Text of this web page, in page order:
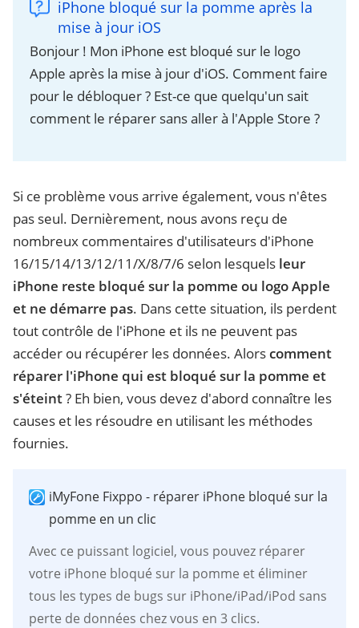
iPhone bloqué sur la pomme après la
mise à jour iOS
Bonjour ! Mon iPhone est bloqué sur le logo
Apple après la mise à jour d'iOS. Comment faire
pour le débloquer ? Est-ce que quelqu'un sait
comment le réparer sans aller à l'Apple Store ?
Si ce problème vous arrive également, vous n'êtes
pas seul. Dernièrement, nous avons reçu de
nombreux commentaires d'utilisateurs d'iPhone
16/15/14/13/12/11/X/8/7/6 selon lesquels leur
iPhone reste bloqué sur la pomme ou logo Apple
et ne démarre pas. Dans cette situation, ils perdent
tout contrôle de l'iPhone et ils ne peuvent pas
accéder ou récupérer les données. Alorscomment
réparer l'iPhone qui est bloqué sur la pomme et
s'éteint? Eh bien, vous devez d'abord connaître les
causes et les résoudre en utilisant les méthodes
fournies.
iMyFone Fixppo - réparer iPhone bloqué sur la
pomme en un clic
Avec ce puissant logiciel, vous pouvez réparer
votre iPhone bloqué sur la pomme et éliminer
tous les types de bugs sur iPhone/iPad/iPod sans
perte de données chez vous en 3 clics.